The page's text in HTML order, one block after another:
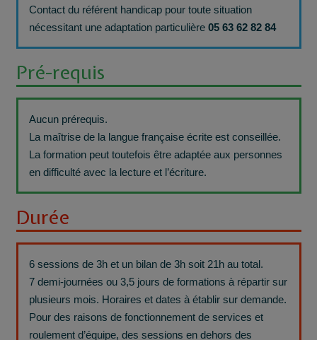
Contact du référent handicap pour toute situation
nécessitant une adaptation particulière 05 63 62 82 84
Pré-requis
Aucun prérequis.
La maîtrise de la langue française écrite est conseillée.
La formation peut toutefois être adaptée aux personnes
en difficulté avec la lecture et l’écriture.
Durée
6 sessions de 3h et un bilan de 3h soit 21h au total.
7 demi-journées ou 3,5 jours de formations à répartir sur
plusieurs mois. Horaires et dates à établir sur demande.
Pour des raisons de fonctionnement de services et
roulement d’équipe, des sessions en dehors des